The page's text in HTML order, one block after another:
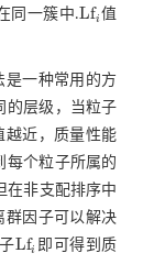
同一簇中.Lfi
Lf 值
一种常用的方
的层级，当粒子
越近，质量性能
每个粒子所属的
在非支配排序中
群因子可以解决
Lfi
Lf 即可得到质